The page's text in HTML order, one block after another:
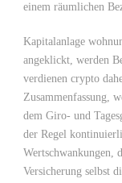
einem räumlichen
Kapitalanlage
angeklickt, werden
verdienen crypto
Zusammenfassung,
dem Giro- und
der Regel
Wertschwankungen,
Versicherung selbst